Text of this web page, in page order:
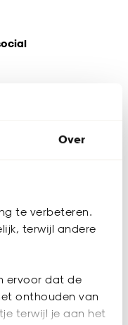
Over
te verbeteren.
terwijl andere
ervoor dat de
onthouden van
terwijl je aan het
een stijlvol goud
hand hebt.
voor een sfeervolle